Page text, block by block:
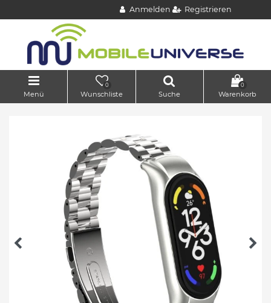
Anmelden Registrieren
Menü
0
Wunschliste Suche
0
Warenkorb